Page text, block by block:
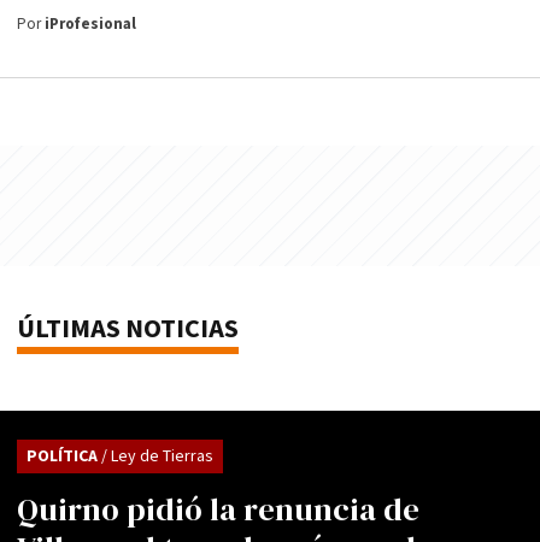
PoriProfesional
ÚLTIMAS NOTICIAS
Quirno pidió la renuncia de
POLÍTICA/ Ley de Tierras